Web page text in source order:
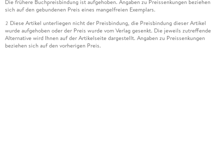
Die frühere Buchpreisbindung ist aufgehoben. Angaben zu Preissenkungen beziehen
sich auf den gebundenen Preis eines mangelfreien Exemplars.
2 Diese Artikel unterliegen nicht der Preisbindung, die Preisbindung dieser Artikel
wurde aufgehoben oder der Preis wurde vom Verlag gesenkt. Die jeweils zutreffende
Alternative wird Ihnen auf der Artikelseite dargestellt. Angaben zu Preissenkungen
beziehen sich auf den vorherigen Preis.